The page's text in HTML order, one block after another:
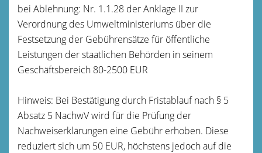
bei Ablehnung: Nr. 1.1.28 der Anklage II zur
Verordnung des Umweltministeriums über die
Festsetzung der Gebührensätze für öffentliche
Leistungen der staatlichen Behörden in seinem
Geschäftsbereich 80-2500 EUR
Hinweis: Bei Bestätigung durch Fristablauf nach § 5
Absatz 5 NachwV wird für die Prüfung der
Nachweiserklärungen eine Gebühr erhoben. Diese
reduziert sich um 50 EUR, höchstens jedoch auf die